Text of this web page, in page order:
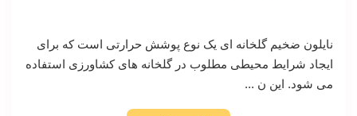
نایلون ضخیم گلخانه ای یک نوع پوشش حرارتی است که برای
ایجاد شرایط محیطی مطلوب در گلخانه های کشاورزی استفاده
می شود. این ن ...